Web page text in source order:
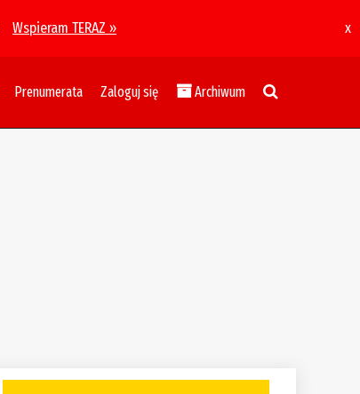
Wspieram TERAZ » x
Prenumerata Zaloguj się Archiwum